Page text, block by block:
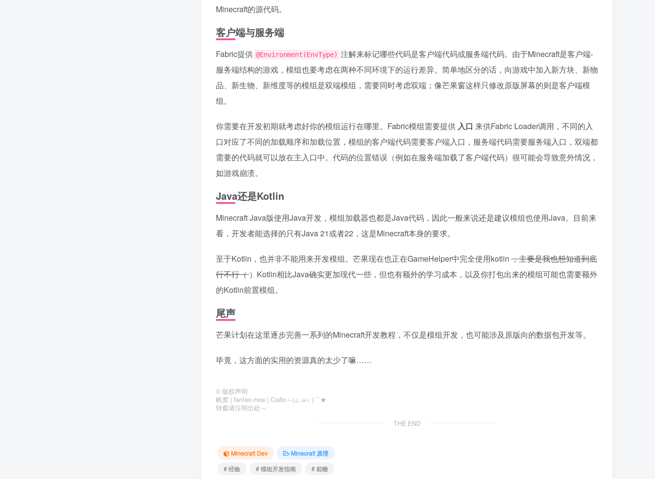
Minecraft的源代码。
客户端与服务端
Fabric提供 @Environment(EnvType) 注解来标记哪些代码是客户端代码或服务端代码。由于Minecraft是客户端-
服务端结构的游戏，模组也要考虑在两种不同环境下的运行差异。简单地区分的话，向游戏中加入新方块、新物
品、新生物、新维度等的模组是双端模组，需要同时考虑双端；像芒果窗这样只修改原版屏幕的则是客户端模
组。
你需要在开发初期就考虑好你的模组运行在哪里。Fabric模组需要提供 入口 来供Fabric Loader调用，不同的入
口对应了不同的加载顺序和加载位置，模组的客户端代码需要客户端入口，服务端代码需要服务端入口，双端都
需要的代码就可以放在主入口中。代码的位置错误（例如在服务端加载了客户端代码）很可能会导致意外情况，
如游戏崩溃。
Java还是Kotlin
Minecraft Java版使用Java开发，模组加载器也都是Java代码，因此一般来说还是建议模组也使用Java。目前来
看，开发者能选择的只有Java 21或者22，这是Minecraft本身的要求。
至于Kotlin，也并非不能用来开发模组。芒果现在也正在GameHelper中完全使用kotlin ，主要是我也想知道到底
行不行（）Kotlin相比Java确实更加现代一些，但也有额外的学习成本，以及你打包出来的模组可能也需要额外
的Kotlin前置模组。
尾声
芒果计划在这里逐步完善一系列的Minecraft开发教程，不仅是模组开发，也可能涉及原版向的数据包开发等。
毕竟，这方面的实用的资源真的太少了嘛……
© 版权声明
帆窝 | fanfan.moe | Ciallo～(∠·ω< )⌒★
转载请注明出处～
THE END
Minecraft Dev
Minecraft 原理
# 经验
# 模组开发指南 # 前瞻